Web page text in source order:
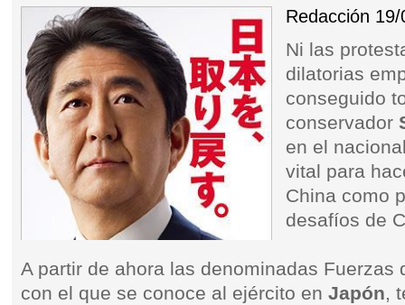
Redacción 19/
Ni las
dilatorias
conseguido
conservador
en el
vital para
China como
desafíos de
A partir de ahora las denominadas Fuerzas
con el que se conoce al ejército enJapón,